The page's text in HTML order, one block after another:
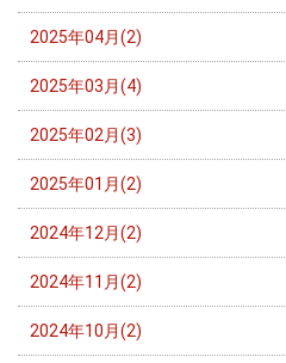
2025年04月(2)
2025年03月(4)
2025年02月(3)
2025年01月(2)
2024年12月(2)
2024年11月(2)
2024年10月(2)